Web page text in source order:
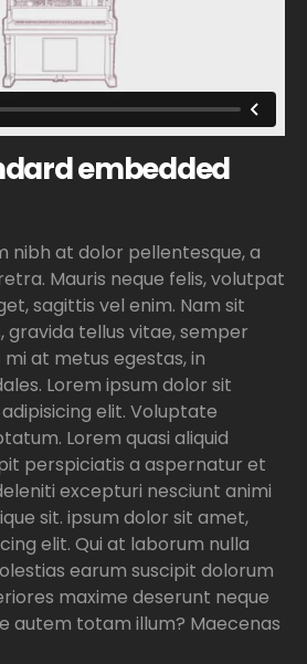
embedded
nibh at dolor pellentesque, a
Mauris neque felis, volutpat
sagittis vel enim. Nam sit
tellus vitae, semper
at metus egestas, in
Lorem ipsum dolor sit
elit. Voluptate
Lorem quasi aliquid
perspiciatis a aspernatur et
excepturi nesciunt animi
sit. ipsum dolor sit amet,
elit. Qui at laborum nulla
earum suscipit dolorum
maxime deserunt neque
autem totam illum? Maecenas